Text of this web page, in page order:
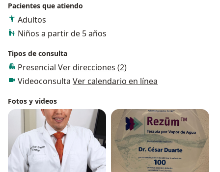
Pacientes que atiendo
Adultos
Niños a partir de 5 años
Tipos de consulta
Presencial Ver direcciones (2)
Videoconsulta Ver calendario en línea
Fotos y videos